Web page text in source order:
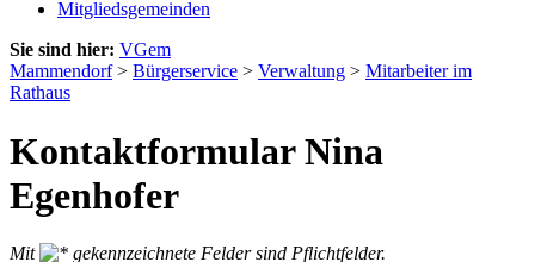
Mitgliedsgemeinden
Sie sind hier: VGem
Mammendorf> Bürgerservice > Verwaltung > Mitarbeiter im
Rathaus
Kontaktformular Nina
Egenhofer
Mit
gekennzeichnete Felder sind Pflichtfelder.